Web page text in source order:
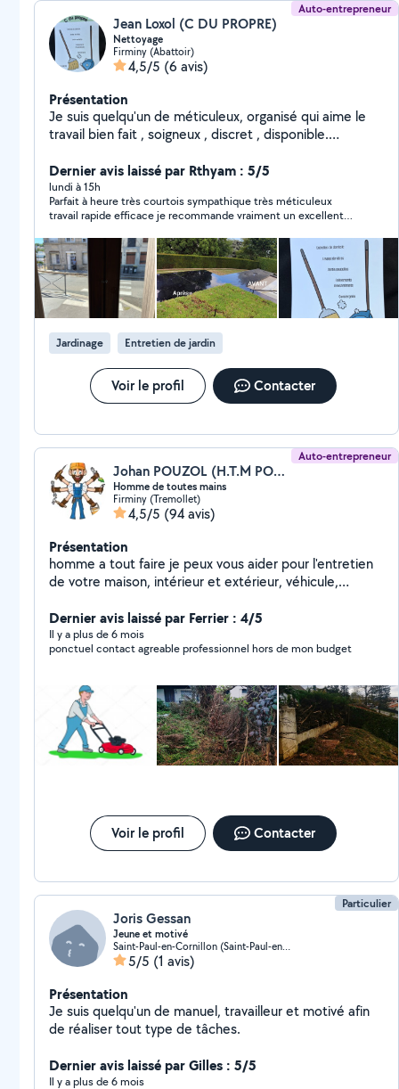
Auto-entrepreneur
Jean Loxol (C DU PROPRE)
Nettoyage
Firminy (Abattoir)
4,5/5 (6 avis)
Présentation
Je suis quelqu'un de méticuleux, organisé qui aime le
travail bien fait , soigneux , discret , disponible.
domicile - lavage de vitres - nettoyage avant état des
lieux - nettoyage moquette - conciergerie - nettoyage
de terrasses à la haute pression Devis gratuit Je reste
disponible pour toutes demande.
Dernier avis laissé par Rthyam : 5/5
lundi à 15h
Parfait à heure très courtois sympathique très méticuleux
travail rapide efficace je recommande vraiment un excellent
d'autres intervention je recommande vraiment si vous voulez
un bon travaille précis et très agréable vraiment et très genti
sympa hésité pas vraiment.
Jardinage Entretien de jardin
Voir le profil Contacter
Auto-entrepreneur
Johan POUZOL (H.T.M POUZOL JOHAN)
Homme de toutes mains
Firminy (Tremollet)
4,5/5 (94 avis)
Présentation
homme a tout faire je peux vous aider pour l'entretien
de votre maison, intérieur et extérieur, véhicule,
demander. Je m'adapte au budget des personnes qui
ont besoin.
Dernier avis laissé par Ferrier : 4/5
Il y a plus de 6 mois
ponctuel contact agreable professionnel hors de mon budget
Voir le profil Contacter
Particulier
Joris Gessan
Jeune et motivé
Saint-Paul-en-Cornillon (Saint-Paul-en-Cornillon)
5/5 (1 avis)
Présentation
Je suis quelqu'un de manuel, travailleur et motivé afin
de réaliser tout type de tâches.
Dernier avis laissé par Gilles : 5/5
Il y a plus de 6 mois